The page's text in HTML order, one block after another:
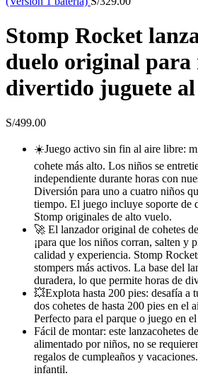
Stomp Rocket
duelo original para
divertido juguete
S/499.00
☀️Juego activo sin fin al aire libre:
cohete más alto. Los niños se
independiente durante horas con
Diversión para uno a cuatro niños
tiempo. El juego incluye soporte de
Stomp originales de alto vuelo.
🚀 El lanzador original de cohetes
¡para que los niños corran, salten y
calidad y experiencia. Stomp
stompers más activos. La base del
duradera, lo que permite horas de
💥Explota hasta 200 pies: desafía a
dos cohetes de hasta 200 pies en el
Perfecto para el parque o juego en
Fácil de montar: este lanzacohetes
alimentado por niños, no se
regalos de cumpleaños y
infantil.